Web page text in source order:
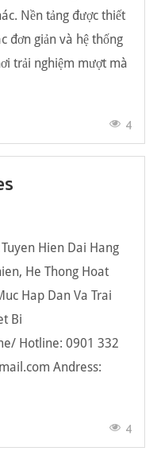
Nền tảng được thiết
đơn giản và hệ thống
trải nghiệm mượt mà
4
Hien Dai Hang
He Thong Hoat
Hap Dan Va Trai
Bi
Hotline: 0901 332
Andress:
4